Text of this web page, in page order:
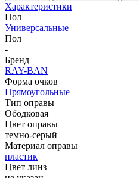
Характеристики
Пол
Универсальные
Пол
-
Бренд
RAY-BAN
Форма очков
Прямоугольные
Тип оправы
Ободковая
Цвет оправы
темно-серый
Материал оправы
пластик
Цвет линз